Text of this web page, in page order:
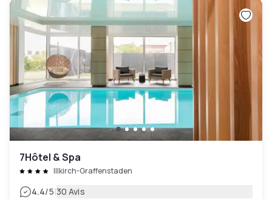
7Hôtel & Spa
Illkirch-Graffenstaden
4.4/5|30 Avis